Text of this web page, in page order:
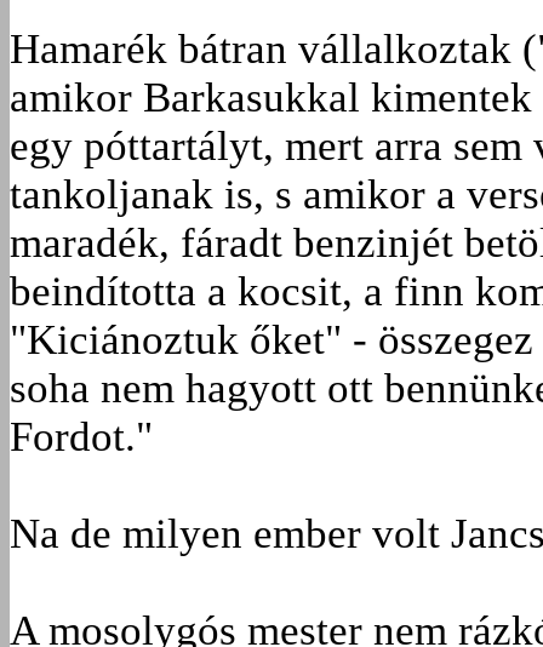
Hamarék bátran vállalkoztak
amikor Barkasukkal
egy póttartályt, mert arra
tankoljanak is, s amikor a
maradék, fáradt benzinjét
beindította a kocsit, a finn
"Kiciánoztuk őket" -
soha nem hagyott ott
Fordot."
Na de milyen ember volt
A mosolygós mester nem